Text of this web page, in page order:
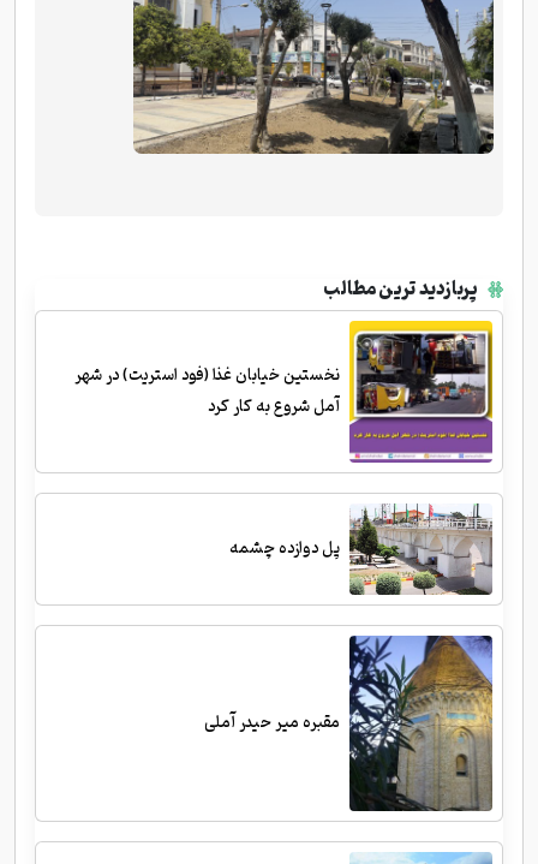
پربازدید ترین مطالب
نخستین خیابان غذا (فود استریت) در شهر
آمل شروع به کار کرد
پل دوازده چشمه
مقبره میر حیدر آملی